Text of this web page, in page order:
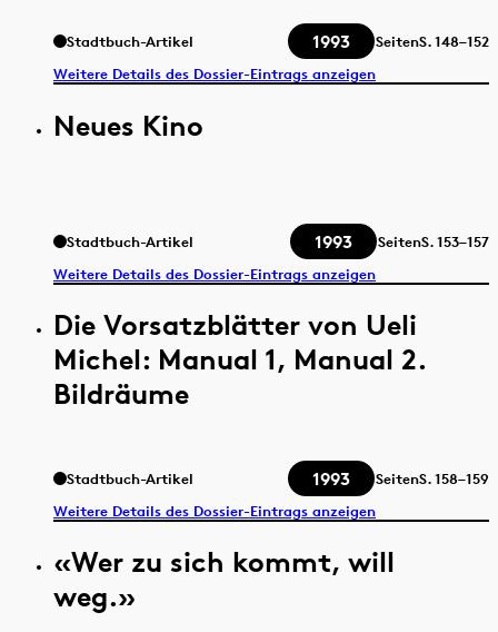
Stadtbuch-Artikel 1993 SeitenS.148–152
Weitere Details des Dossier-Eintrags anzeigen
Neues Kino
Stadtbuch-Artikel 1993 SeitenS.153–157
Weitere Details des Dossier-Eintrags anzeigen
Die Vorsatzblätter von Ueli
Michel: Manual 1, Manual 2.
Bildräume
Stadtbuch-Artikel 1993 SeitenS.158–159
Weitere Details des Dossier-Eintrags anzeigen
«Wer zu sich kommt, will
weg.»